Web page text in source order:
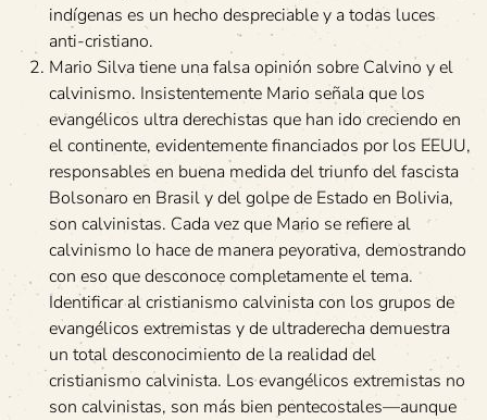
indígenas es un hecho despreciable y a todas luces
anti-cristiano.
Mario Silva tiene una falsa opinión sobre Calvino y el
calvinismo. Insistentemente Mario señala que los
evangélicos ultra derechistas que han ido creciendo en
el continente, evidentemente financiados por los EEUU,
responsables en buena medida del triunfo del fascista
Bolsonaro en Brasil y del golpe de Estado en Bolivia,
son calvinistas. Cada vez que Mario se refiere al
calvinismo lo hace de manera peyorativa, demostrando
con eso que desconoce completamente el tema.
Identificar al cristianismo calvinista con los grupos de
evangélicos extremistas y de ultraderecha demuestra
un total desconocimiento de la realidad del
cristianismo calvinista. Los evangélicos extremistas no
son calvinistas, son más bien pentecostales—aunque